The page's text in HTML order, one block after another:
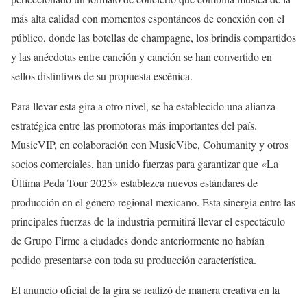
más alta calidad con momentos espontáneos de conexión con el
público, donde las botellas de champagne, los brindis compartidos
y las anécdotas entre canción y canción se han convertido en
sellos distintivos de su propuesta escénica.
Para llevar esta gira a otro nivel, se ha establecido una alianza
estratégica entre las promotoras más importantes del país.
MusicVIP, en colaboración con MusicVibe, Cohumanity y otros
socios comerciales, han unido fuerzas para garantizar que «La
Última Peda Tour 2025» establezca nuevos estándares de
producción en el género regional mexicano. Esta sinergia entre las
principales fuerzas de la industria permitirá llevar el espectáculo
de Grupo Firme a ciudades donde anteriormente no habían
podido presentarse con toda su producción característica.
El anuncio oficial de la gira se realizó de manera creativa en la